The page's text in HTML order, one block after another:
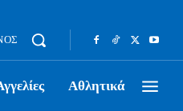
Αθλητικά